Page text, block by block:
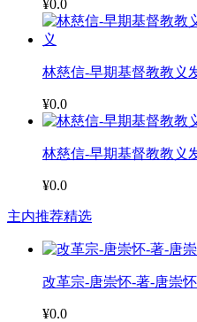
¥0.0
林慈信-早期基督教教义
¥0.0
林慈信-早期基督教教义
¥0.0
主内推荐精选
改革宗-唐崇怀-著-唐崇
¥0.0